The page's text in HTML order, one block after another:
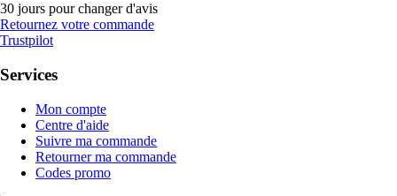
30 jours pour changer d'avis
Retournez votre commande
Trustpilot
Services
Mon compte
Centre d'aide
Suivre ma commande
Retourner ma commande
Codes promo